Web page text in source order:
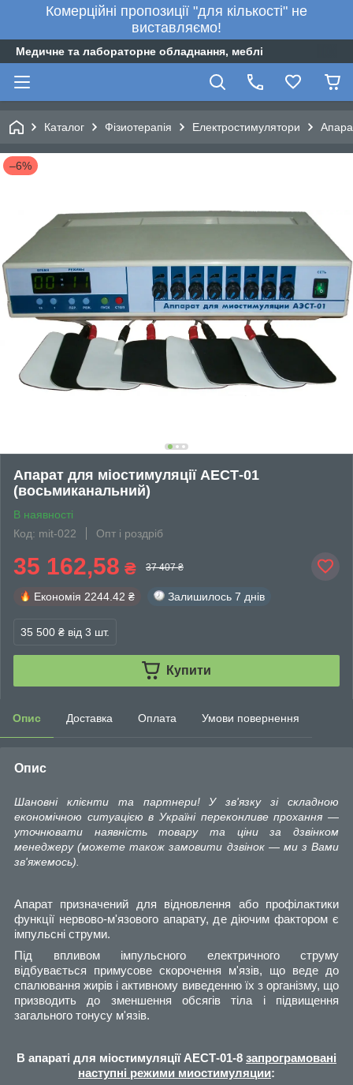
Комерційні пропозиції "для кількості" не
виставляємо!
Медичне та лабораторне обладнання, меблі
Каталог Фізиотерапія Електростимулятори
–6%
Апарат для міостимуляції АЕСТ-01
(восьмиканальний)
В наявності
Код: mit-022
Опт і роздріб
35 162,58 ₴ 37 407 ₴
Економія 2244.42 ₴ Залишилось 7 днів
35 500 ₴ від 3 шт.
Купити
Опис Доставка Оплата Умови повернення
Опис
Шановні клієнти та партнери! У зв'язку зі складною
економічною ситуацією в Україні переконливе прохання —
уточнювати наявність товару та ціни за дзвінком
менеджеру (можете також замовити дзвінок — ми з Вами
зв'яжемось).
Апарат призначений для відновлення або профілактики
функції нервово-м'язового апарату, де діючим фактором є
імпульсні струми.
Під впливом імпульсного електричного струму
відбувається примусове скорочення м'язів, що веде до
спалювання жирів і активному виведенню їх з організму, що
призводить до зменшення обсягів тіла і підвищення
загального тонусу м'язів.
В апараті для міостимуляції АЕСТ-01-8 запрограмовані
наступні режими миостимуляции: